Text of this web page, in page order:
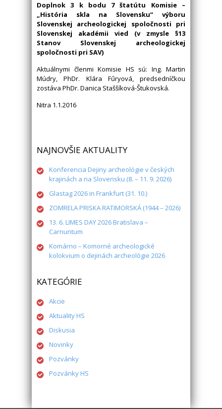
Doplnok 3 k bodu 7 štatútu Komisie –
„História skla na Slovensku“ výboru
Slovenskej archeologickej spoločnosti pri
Slovenskej akadémii vied (v zmysle §13
Stanov Slovenskej archeologickej
spoločnosti pri SAV)
Aktuálnymi členmi Komisie HS sú: Ing. Martin
Múdry, PhDr. Klára Fűryová, predsedníčkou
zostáva PhDr. Danica Staššíková-Štukovská.
Nitra 1.1.2016
NAJNOVŠIE AKTUALITY
Konferencia Dejiny archeológie v českých
krajinách a na Slovensku (8. – 11. 9. 2026)
Glastag 2026 in Frankfurt (31. 10.)
ZOMRELA PRISKA RATIMORSKÁ (1944 – 2026)
13. 6. LIMES DAY 2026 Bratislava –
Carnuntum
Komárno – Komorné archeologické
kolokvium o dejinách archeológie 2026
KATEGÓRIE
Akcie
Aktuality HS
Diskusia
Novinky
Pozvánky
Pozvánky HS